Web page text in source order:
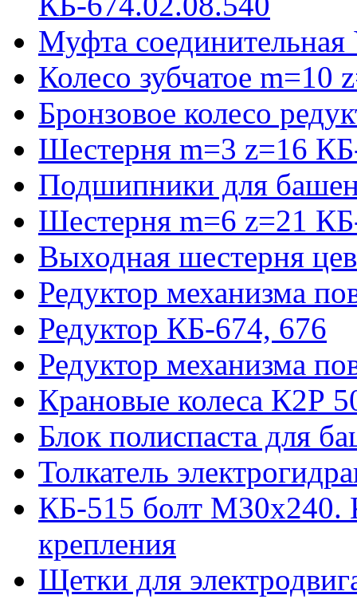
Муфта соединительная
Колесо зубчатое
Бронзовое колесо
Шестерня m=3 z=16
Подшипники для
Шестерня m=6 z=21
Выходная шестерня
Редуктор механизма
Редуктор КБ-674, 676
Редуктор механизма
Крановые колеса К2Р
Блок полиспаста для
Толкатель
КБ-515 болт М30х240.
крепления
Щетки для